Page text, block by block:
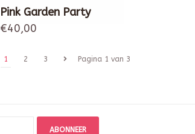
Pink Garden Party
€40,00
Pagina 1 van 3
1 2 3
ABONNEER